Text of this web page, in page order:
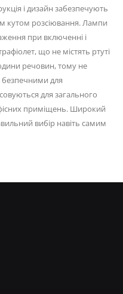
і дизайн забезпечують
кутом розсіювання. Лампи
при включенні і
що не містять ртуті
речовин, тому не
безпечними для
для загального
приміщень. Широкий
вибір навіть самим